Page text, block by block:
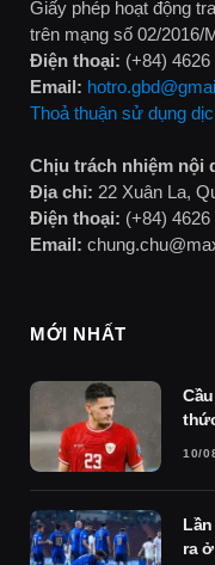
Giấy phép hoạt động
trên mạng số 02/2016/
Điện thoại: (+84) 4626
Email:
Thoả thuận sử dụng
Chịu trách nhiệm nội
Địa chỉ: 22 Xuân La,
Điện thoại: (+84) 4626
Email:
MỚI NHẤT
10/
ra